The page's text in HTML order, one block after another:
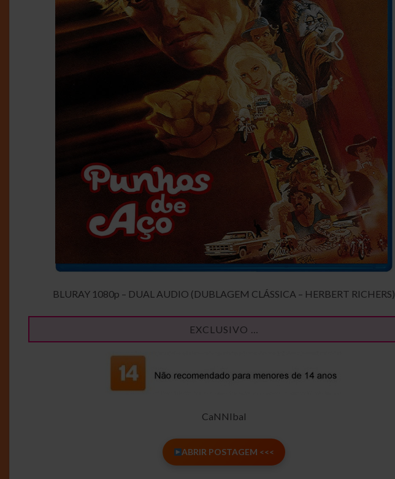
BLURAY 1080p – DUAL AUDIO (DUBLAGEM CLÁSSICA – HERBERT RICHERS)
EXCLUSIVO …
CaNNIbal
ABRIR POSTAGEM <<<